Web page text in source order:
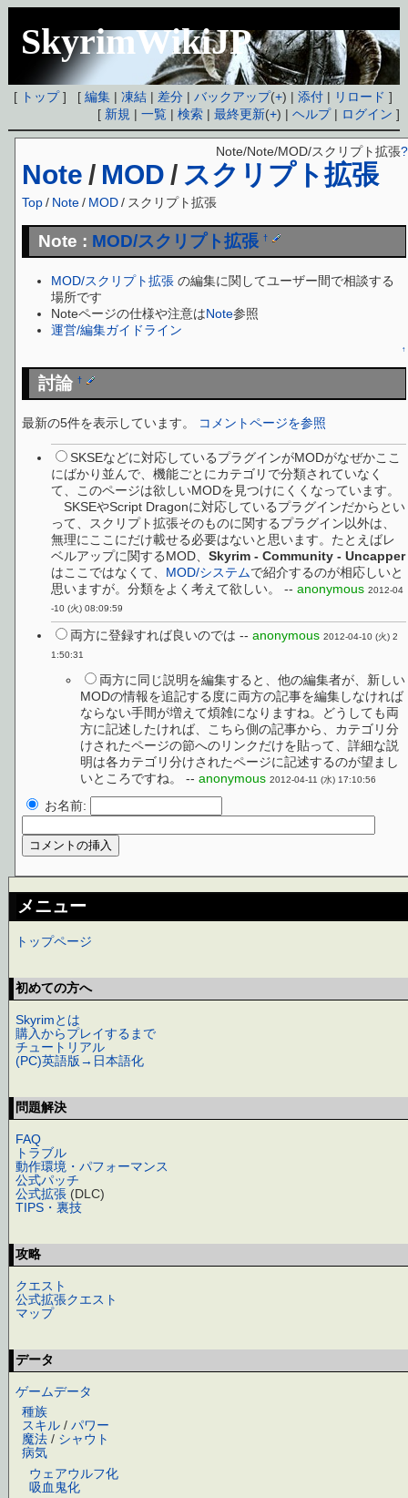
SkyrimWikiJP
[ トップ] [編集 |凍結 | 差分 |バックアップ(+) |添付 | リロード ]
[ 新規 |一覧 |検索 |最終更新(+) |ヘルプ| ログイン ]
Note / MOD / スクリプト拡張
Note/Note/MOD/スクリプト拡張?
Top / Note/ MOD/ スクリプト拡張
Note : MOD/スクリプト拡張 †
MOD/スクリプト拡張 の編集に関してユーザー間で相談する
場所です
Noteページの仕様や注意はNote参照
運営/編集ガイドライン
↑
討論†
最新の5件を表示しています。 コメントページを参照
SKSEなどに対応しているプラグインがMODがなぜかここ
にばかり並んで、機能ごとにカテゴリで分類されていなく
て、このページは欲しいMODを見つけにくくなっています。
SKSEやScript Dragonに対応しているプラグインだからとい
って、スクリプト拡張そのものに関するプラグイン以外は、
無理にここにだけ載せる必要はないと思います。たとえばレ
ベルアップに関するMOD、Skyrim - Community - Uncapper
はここではなくて、 MOD/システムで紹介するのが相応しいと
思いますが。分類をよく考えて欲しい。 --anonymous 2012-04
-10 (火) 08:09:59
両方に登録すれば良いのでは --anonymous 2012-04-10 (火) 2
1:50:31
両方に同じ説明を編集すると、他の編集者が、新しい
MODの情報を追記する度に両方の記事を編集しなければ
ならない手間が増えて煩雑になりますね。どうしても両
方に記述したければ、こちら側の記事から、カテゴリ分
けされたページの節へのリンクだけを貼って、詳細な説
明は各カテゴリ分けされたページに記述するのが望まし
いところですね。 --anonymous 2012-04-11 (水) 17:10:56
お名前:
メニュー
トップページ
初めての方へ
Skyrimとは
購入からプレイするまで
チュートリアル
(PC)英語版→日本語化
問題解決
FAQ
トラブル
動作環境・パフォーマンス
公式パッチ
公式拡張 (DLC)
TIPS・裏技
攻略
クエスト
公式拡張クエスト
マップ
データ
ゲームデータ
種族
スキル /パワー
魔法 / シャウト
病気
ウェアウルフ化
吸血鬼化